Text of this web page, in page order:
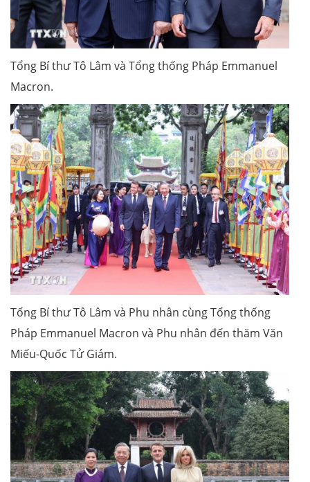
Tổng Bí thư Tô Lâm và Tổng thống Pháp Emmanuel
Macron.
Tổng Bí thư Tô Lâm và Phu nhân cùng Tổng thống
Pháp Emmanuel Macron và Phu nhân đến thăm Văn
Miếu-Quốc Tử Giám.